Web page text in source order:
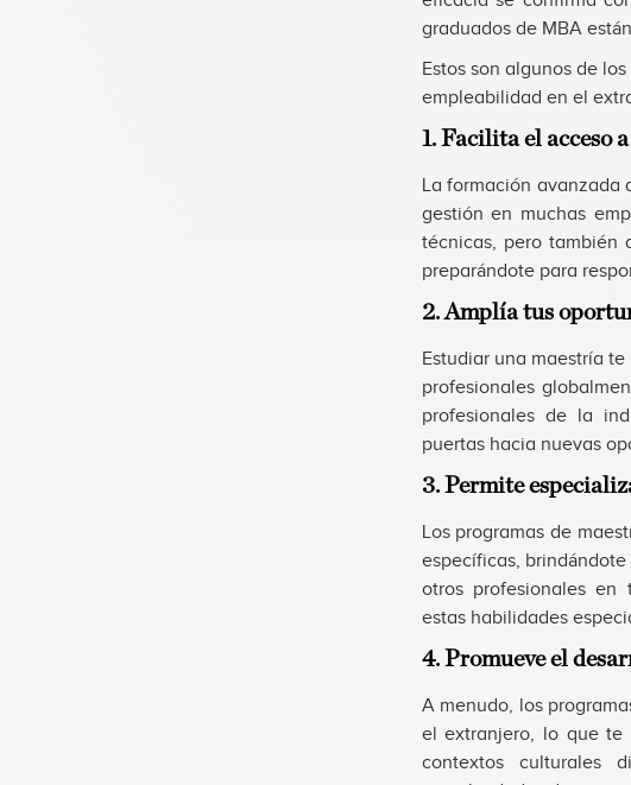
graduados de MBA
Estos son algunos de
empleabilidad en el
1. Facilita el acceso
La formación avanzada
gestión en muchas
técnicas, pero también
preparándote para
2. Amplía tus
Estudiar una maestría
profesionales
profesionales de la
puertas hacia nuevas
3. Permite
Los programas de
específicas,
otros profesionales en
estas habilidades
4. Promueve el
A menudo, los
el extranjero, lo que te
contextos culturales